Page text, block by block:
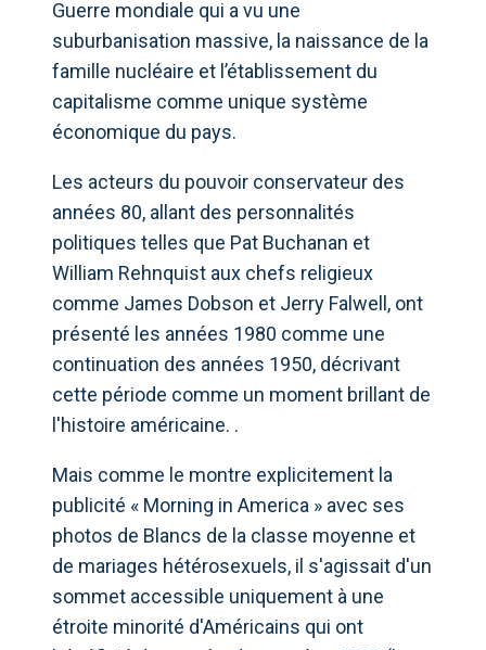
Guerre mondiale qui a vu une
suburbanisation massive, la naissance de la
famille nucléaire et l’établissement du
capitalisme comme unique système
économique du pays.
Les acteurs du pouvoir conservateur des
années 80, allant des personnalités
politiques telles que Pat Buchanan et
William Rehnquist aux chefs religieux
comme James Dobson et Jerry Falwell, ont
présenté les années 1980 comme une
continuation des années 1950, décrivant
cette période comme un moment brillant de
l'histoire américaine. .
Mais comme le montre explicitement la
publicité « Morning in America » avec ses
photos de Blancs de la classe moyenne et
de mariages hétérosexuels, il s'agissait d'un
sommet accessible uniquement à une
étroite minorité d'Américains qui ont